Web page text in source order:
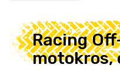
Racing
motokros,